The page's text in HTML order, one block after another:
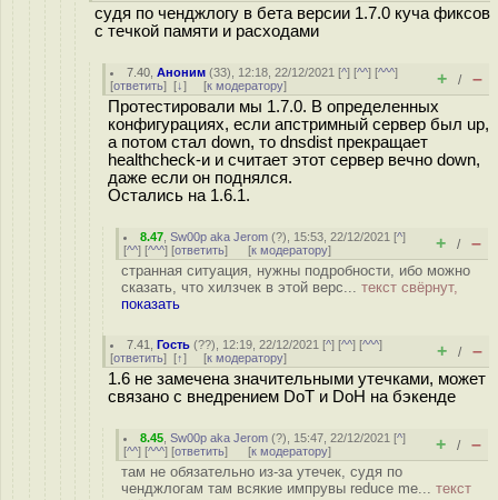
судя по ченджлогу в бета версии 1.7.0 куча фиксов
с течкой памяти и расходами
7.40 ,Аноним (33), 12:18, 22/12/2021 [^] [^^] [^^^]
[ответить] [↓] [к модератору] + / –
Протестировали мы 1.7.0. В определенных
конфигурациях, если апстримный сервер был up,
а потом стал down, то dnsdist прекращает
healthcheck-и и считает этот сервер вечно down,
даже если он поднялся.
Остались на 1.6.1.
8.47 ,Sw00p aka Jerom (?), 15:53, 22/12/2021 [^]
[^^] [^^^] [ответить] [к модератору] + / –
странная ситуация, нужны подробности, ибо можно
сказать, что хилзчек в этой верс... текст свёрнут,
показать
7.41 ,Гость (??), 12:19, 22/12/2021 [^] [^^] [^^^]
[ответить] [↑] [к модератору] + / –
1.6 не замечена значительными утечками, может
связано с внедрением DoT и DoH на бэкенде
8.45 ,Sw00p aka Jerom (?), 15:47, 22/12/2021 [^]
[^^] [^^^] [ответить] [к модератору] + / –
там не обязательно из-за утечек, судя по
ченджлогам там всякие импрувы reduce me... текст